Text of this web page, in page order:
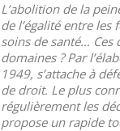
L’abolition de la
de l’égalité entre
soins de santé… Ces
domaines ? Par
1949, s’attache à
de droit. Le plus
régulièrement les
propose un rapide